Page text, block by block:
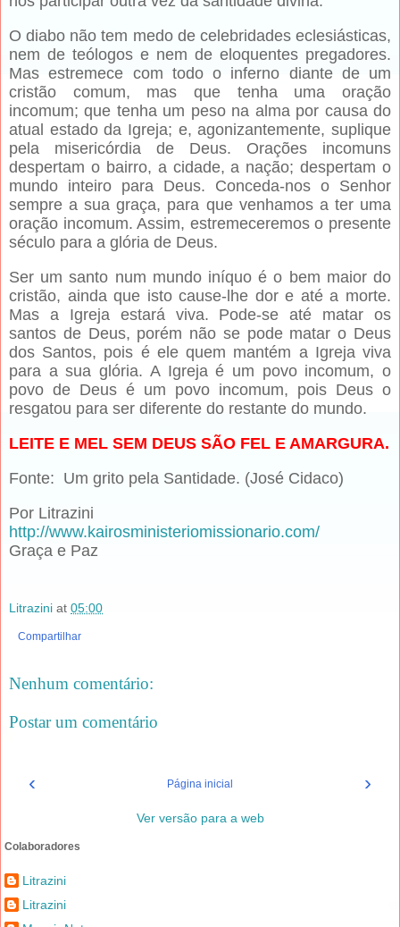
O diabo não tem medo de celebridades eclesiásticas,
nem de teólogos e nem de eloquentes pregadores.
Mas estremece com todo o inferno diante de um
cristão comum, mas que tenha uma oração
incomum; que tenha um peso na alma por causa do
atual estado da Igreja; e, agonizantemente, suplique
pela misericórdia de Deus. Orações incomuns
despertam o bairro, a cidade, a nação; despertam o
mundo inteiro para Deus. Conceda-nos o Senhor
sempre a sua graça, para que venhamos a ter uma
oração incomum. Assim, estremeceremos o presente
século para a glória de Deus.
Ser um santo num mundo iníquo é o bem maior do
cristão, ainda que isto cause-lhe dor e até a morte.
Mas a Igreja estará viva. Pode-se até matar os
santos de Deus, porém não se pode matar o Deus
dos Santos, pois é ele quem mantém a Igreja viva
para a sua glória. A Igreja é um povo incomum, o
povo de Deus é um povo incomum, pois Deus o
resgatou para ser diferente do restante do mundo.
LEITE E MEL SEM DEUS SÃO FEL E AMARGURA.
Fonte: Um grito pela Santidade. (José Cidaco)
Por Litrazini
http://www.kairosministeriomissionario.com/
Graça e Paz
Litrazini at 05:00
Compartilhar
Nenhum comentário:
Postar um comentário
‹ ›
Página inicial
Ver versão para a web
Colaboradores
Litrazini
Litrazini